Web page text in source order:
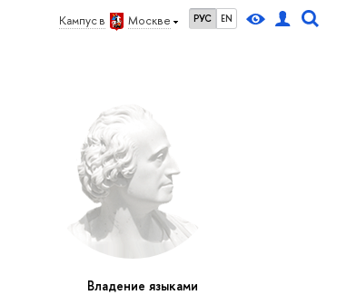
Кампус в Москве РУС EN
Владение языками